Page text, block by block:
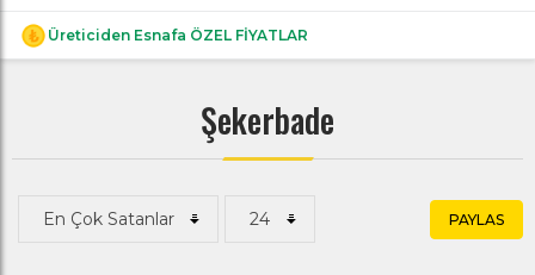
Üreticiden Esnafa ÖZEL FİYATLAR
Şekerbade
PAYLAS